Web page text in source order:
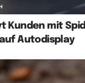
Kunden mit
Autodisplay